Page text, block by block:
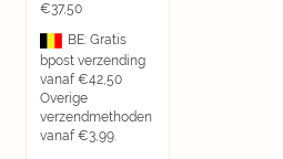
€37,50
BE: Gratis
bpost verzending
vanaf €42,50
Overige
verzendmethoden
vanaf €3,99.